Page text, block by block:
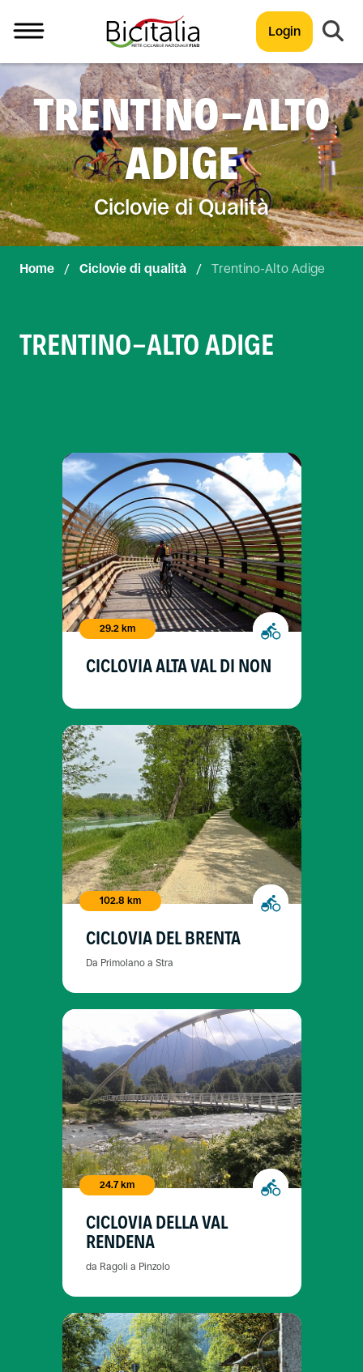
Login
TUTTO
TRENTINO-ALTO
ADIGE
Ciclovie di Qualità
Home / Ciclovie di qualità / Trentino-Alto Adige
TRENTINO-ALTO ADIGE
29.2 km
CICLOVIA ALTA VAL DI NON
102.8 km
CICLOVIA DEL BRENTA
Da Primolano a Stra
24.7 km
CICLOVIA DELLA VAL
RENDENA
da Ragoli a Pinzolo